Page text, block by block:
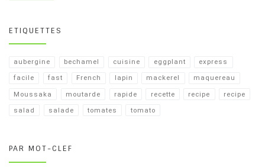
ETIQUETTES
aubergine bechamel cuisine eggplant
express
facile
fast French lapin mackerel
maquereau
Moussaka
moutarde rapide recette recipe
recipe​
salad
salade tomates tomato
PAR MOT-CLEF